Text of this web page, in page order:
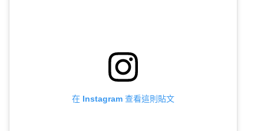
在 Instagram 查看這則貼文